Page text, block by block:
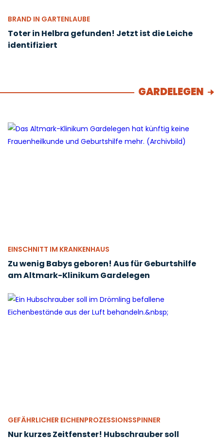
BRAND IN GARTENLAUBE
Toter in Helbra gefunden! Jetzt ist die Leiche
identifiziert
GARDELEGEN
EINSCHNITT IM KRANKENHAUS
Zu wenig Babys geboren! Aus für Geburtshilfe
am Altmark-Klinikum Gardelegen
GEFÄHRLICHER EICHENPROZESSIONSSPINNER
Nur kurzes Zeitfenster! Hubschrauber soll